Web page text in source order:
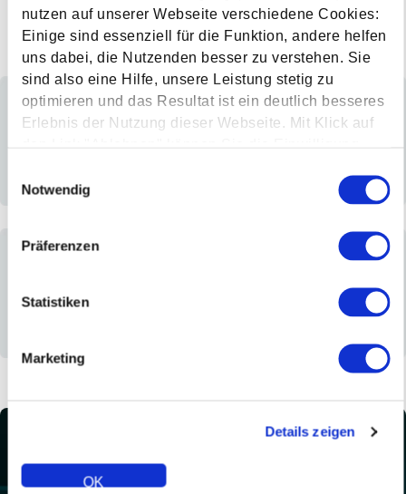
nutzen auf unserer Webseite verschiedene Cookies:
Einige sind essenziell für die Funktion, andere helfen
uns dabei, die Nutzenden besser zu verstehen. Sie
sind also eine Hilfe, unsere Leistung stetig zu
optimieren und das Resultat ist ein deutlich besseres
Erlebnis der Nutzung dieser Webseite. Mit Klick auf
Notwendig
Präferenzen
Statistiken
Marketing
Details zeigen
OK
Who are you?
Homeowner Other